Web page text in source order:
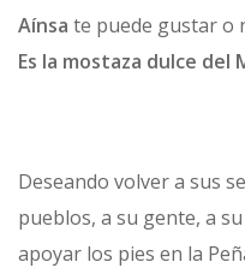
Aínsa te puede gustar o
Es la mostaza dulce del
Deseando volver a sus
pueblos, a su gente, a
apoyar los pies en la